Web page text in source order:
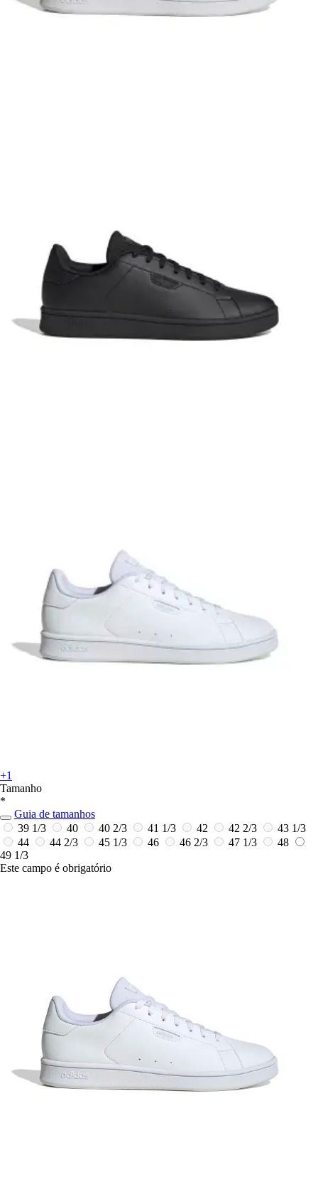
+1
Tamanho
*
Guia de tamanhos
39 1/3
40 40 2/3 41 1/3 42 42 2/3
43 1/3
44
44 2/3 45 1/3 46 46 2/3 47 1/3
48
49 1/3
Este campo é obrigatório